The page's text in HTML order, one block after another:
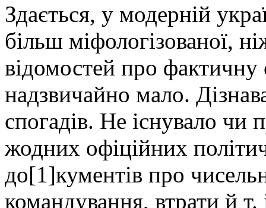
Здається, у модерній
більш міфологізованої,
відомостей про
надзвичайно мало.
спогадів. Не існувало чи
жодних офіційних
до[1]кументів про
командування, втрати й т.